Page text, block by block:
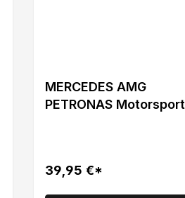
MERCEDES AMG
PETRONAS Motorsport
39,95 €*